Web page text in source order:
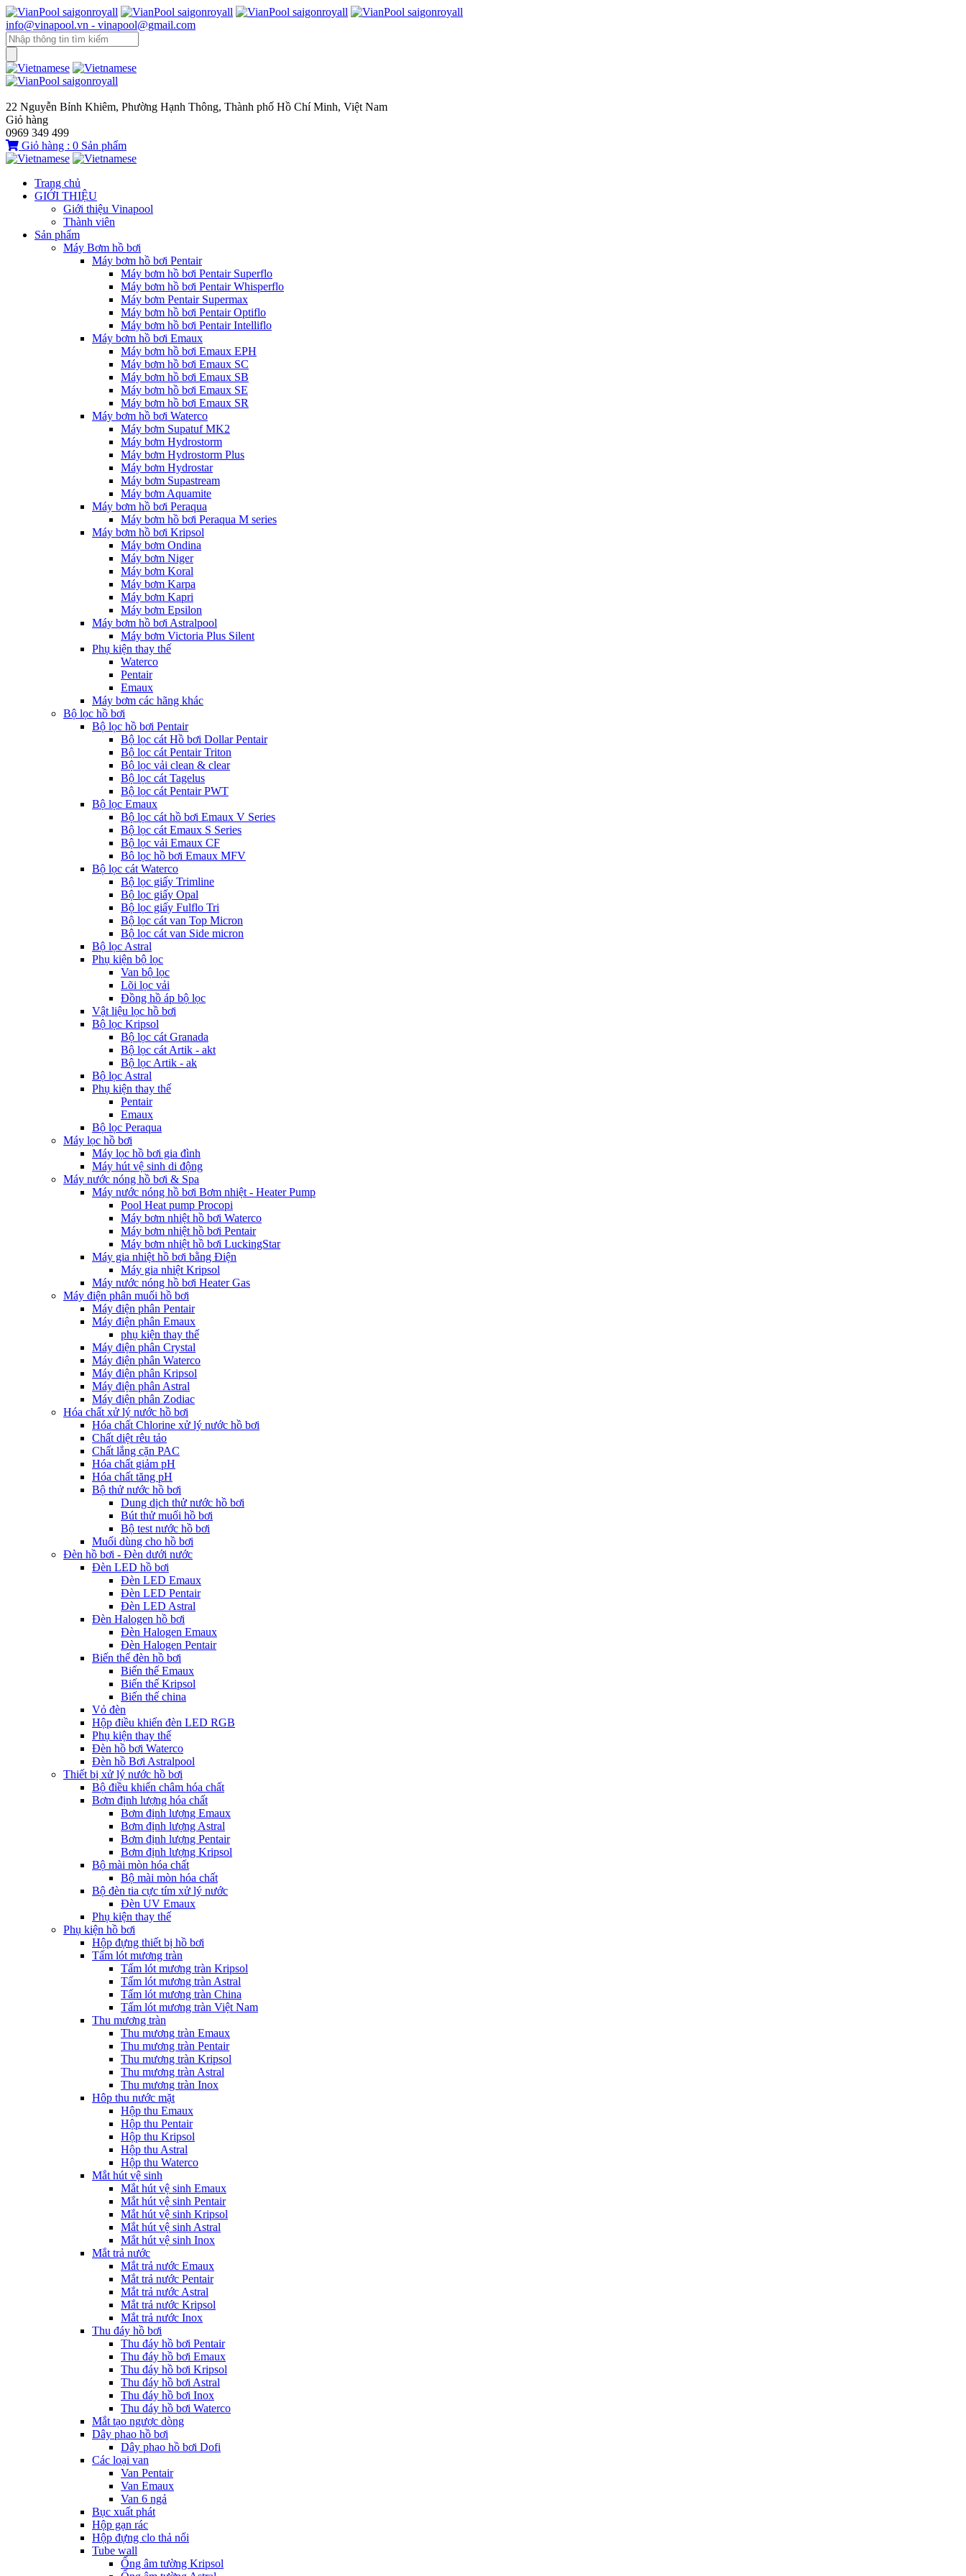
info@vinapool.vn - vinapool@gmail.com
22 Nguyễn Bỉnh Khiêm, Phường Hạnh Thông, Thành phố Hồ Chí Minh, Việt Nam
Giỏ hàng
0969 349 499
Giỏ hàng : 0 Sản phẩm
Trang chủ
GIỚI THIỆU
Giới thiệu Vinapool
Thành viên
Sản phẩm
Máy Bơm hồ bơi
Máy bơm hồ bơi Pentair
Máy bơm hồ bơi Pentair Superflo
Máy bơm hồ bơi Pentair Whisperflo
Máy bơm Pentair Supermax
Máy bơm hồ bơi Pentair Optiflo
Máy bơm hồ bơi Pentair Intelliflo
Máy bơm hồ bơi Emaux
Máy bơm hồ bơi Emaux EPH
Máy bơm hồ bơi Emaux SC
Máy bơm hồ bơi Emaux SB
Máy bơm hồ bơi Emaux SE
Máy bơm hồ bơi Emaux SR
Máy bơm hồ bơi Waterco
Máy bơm Supatuf MK2
Máy bơm Hydrostorm
Máy bơm Hydrostorm Plus
Máy bơm Hydrostar
Máy bơm Supastream
Máy bơm Aquamite
Máy bơm hồ bơi Peraqua
Máy bơm hồ bơi Peraqua M series
Máy bơm hồ bơi Kripsol
Máy bơm Ondina
Máy bơm Niger
Máy bơm Koral
Máy bơm Karpa
Máy bơm Kapri
Máy bơm Epsilon
Máy bơm hồ bơi Astralpool
Máy bơm Victoria Plus Silent
Phụ kiện thay thế
Waterco
Pentair
Emaux
Máy bơm các hãng khác
Bộ lọc hồ bơi
Bộ lọc hồ bơi Pentair
Bộ lọc cát Hồ bơi Dollar Pentair
Bộ lọc cát Pentair Triton
Bộ lọc vải clean & clear
Bộ lọc cát Tagelus
Bộ lọc cát Pentair PWT
Bộ lọc Emaux
Bộ lọc cát hồ bơi Emaux V Series
Bộ lọc cát Emaux S Series
Bộ lọc vải Emaux CF
Bô lọc hồ bơi Emaux MFV
Bộ lọc cát Waterco
Bộ lọc giấy Trimline
Bộ lọc giấy Opal
Bộ lọc giấy Fulflo Tri
Bộ lọc cát van Top Micron
Bộ lọc cát van Side micron
Bộ lọc Astral
Phụ kiện bộ lọc
Van bộ lọc
Lõi lọc vải
Đồng hồ áp bộ lọc
Vật liệu lọc hồ bơi
Bộ lọc Kripsol
Bộ lọc cát Granada
Bộ lọc cát Artik - akt
Bộ lọc Artik - ak
Bộ lọc Astral
Phụ kiện thay thế
Pentair
Emaux
Bộ lọc Peraqua
Máy lọc hồ bơi
Máy lọc hồ bơi gia đình
Máy hút vệ sinh di động
Máy nước nóng hồ bơi & Spa
Máy nước nóng hồ bơi Bơm nhiệt - Heater Pump
Pool Heat pump Procopi
Máy bơm nhiệt hồ bơi Waterco
Máy bơm nhiệt hồ bơi Pentair
Máy bơm nhiệt hồ bơi LuckingStar
Máy gia nhiệt hồ bơi bằng Điện
Máy gia nhiệt Kripsol
Máy nước nóng hồ bơi Heater Gas
Máy điện phân muối hồ bơi
Máy điện phân Pentair
Máy điện phân Emaux
phụ kiện thay thế
Máy điện phân Crystal
Máy điện phân Waterco
Máy điện phân Kripsol
Máy điện phân Astral
Máy điện phân Zodiac
Hóa chất xử lý nước hồ bơi
Hóa chất Chlorine xử lý nước hồ bơi
Chất diệt rêu tảo
Chất lắng cặn PAC
Hóa chất giảm pH
Hóa chất tăng pH
Bộ thử nước hồ bơi
Dung dịch thử nước hồ bơi
Bút thử muối hồ bơi
Bộ test nước hồ bơi
Muối dùng cho hồ bơi
Đèn hồ bơi - Đèn dưới nước
Đèn LED hồ bơi
Đèn LED Emaux
Đèn LED Pentair
Đèn LED Astral
Đèn Halogen hồ bơi
Đèn Halogen Emaux
Đèn Halogen Pentair
Biến thế đèn hồ bơi
Biến thế Emaux
Biến thế Kripsol
Biến thế china
Vỏ đèn
Hộp điều khiển đèn LED RGB
Phụ kiện thay thế
Đèn hồ bơi Waterco
Đèn hồ Bơi Astralpool
Thiết bị xử lý nước hồ bơi
Bộ điều khiển châm hóa chất
Bơm định lượng hóa chất
Bơm định lượng Emaux
Bơm định lượng Astral
Bơm định lượng Pentair
Bơm định lượng Kripsol
Bộ mài mòn hóa chất
Bộ mài mòn hóa chất
Bộ đèn tia cực tím xử lý nước
Đèn UV Emaux
Phụ kiện thay thế
Phụ kiện hồ bơi
Hộp đựng thiết bị hồ bơi
Tấm lót mương tràn
Tấm lót mương tràn Kripsol
Tấm lót mương tràn Astral
Tấm lót mương tràn China
Tấm lót mương tràn Việt Nam
Thu mương tràn
Thu mương tràn Emaux
Thu mương tràn Pentair
Thu mương tràn Kripsol
Thu mương tràn Astral
Thu mương tràn Inox
Hôp thu nước mặt
Hộp thu Emaux
Hộp thu Pentair
Hộp thu Kripsol
Hộp thu Astral
Hộp thu Waterco
Mắt hút vệ sinh
Mắt hút vệ sinh Emaux
Mắt hút vệ sinh Pentair
Mắt hút vệ sinh Kripsol
Mắt hút vệ sinh Astral
Mắt hút vệ sinh Inox
Mắt trả nước
Mắt trả nước Emaux
Mắt trả nước Pentair
Mắt trả nước Astral
Mắt trả nước Kripsol
Mắt trả nước Inox
Thu đáy hồ bơi
Thu đáy hồ bơi Pentair
Thu đáy hồ bơi Emaux
Thu đáy hồ bơi Kripsol
Thu đáy hồ bơi Astral
Thu đáy hồ bơi Inox
Thu đáy hồ bơi Waterco
Mắt tạo ngược dòng
Dây phao hồ bơi
Dây phao hồ bơi Dofi
Các loại van
Van Pentair
Van Emaux
Van 6 ngả
Bục xuất phát
Hộp gạn rác
Hộp đựng clo thả nổi
Tube wall
Ống âm tường Kripsol